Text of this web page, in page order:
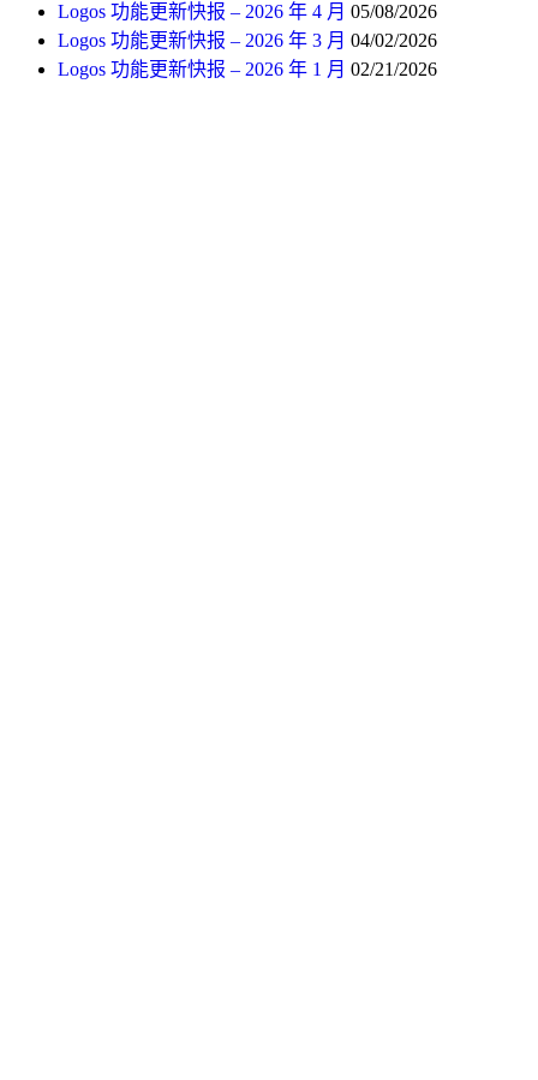
Logos 功能更新快报 – 2026 年 4 月 05/08/2026
Logos 功能更新快报 – 2026 年 3 月 04/02/2026
Logos 功能更新快报 – 2026 年 1 月 02/21/2026